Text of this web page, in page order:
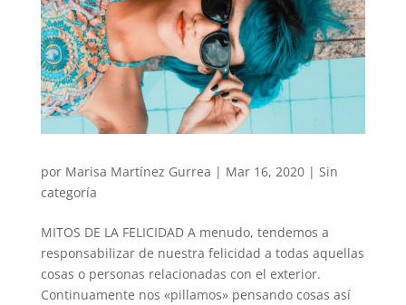
por Marisa Martínez Gurrea | Mar 16, 2020| Sin
categoría
MITOS DE LA FELICIDAD A menudo, tendemos a
responsabilizar de nuestra felicidad a todas aquellas
cosas o personas relacionadas con el exterior.
Continuamente nos «pillamos» pensando cosas así